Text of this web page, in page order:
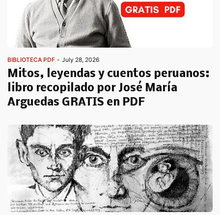
BIBLIOTECA PDF - July 28, 2026
Mitos, leyendas y cuentos peruanos:
libro recopilado por José María
Arguedas GRATIS en PDF